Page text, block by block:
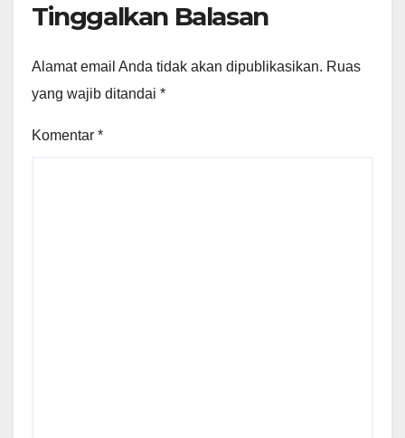
Tinggalkan Balasan
Alamat email Anda tidak akan dipublikasikan. Ruas
yang wajib ditandai *
Komentar *